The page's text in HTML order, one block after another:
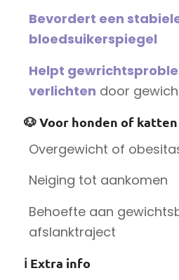
Bevordert een
bloedsuikerspiegel
Helpt
verlichten door
🐶 Voor honden of
Overgewicht of
Neiging tot aankomen
Behoefte aan
afslanktraject
ℹ️ Extra info